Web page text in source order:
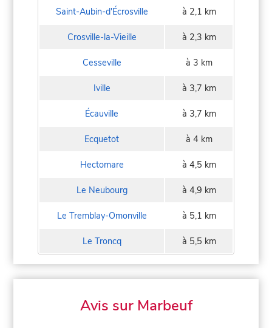
Saint-Aubin-d'Écrosville à 2,1 km
Crosville-la-Vieille à 2,3 km
Cesseville à 3 km
Iville à 3,7 km
Écauville à 3,7 km
Ecquetot à 4 km
Hectomare à 4,5 km
Le Neubourg à 4,9 km
Le Tremblay-Omonville à 5,1 km
Le Troncq à 5,5 km
Avis sur Marbeuf